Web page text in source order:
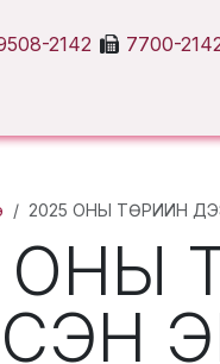
2142 7700-
2025 ОНЫ ТӨРИЙН
ОНЫ